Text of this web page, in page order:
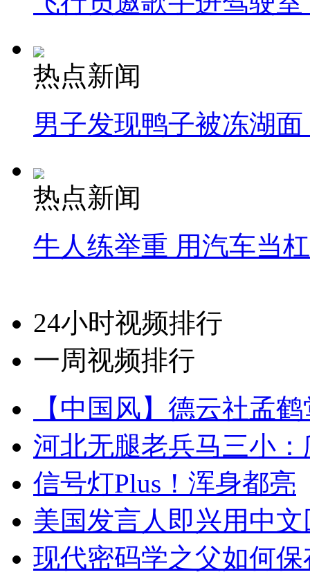
热点新闻
男子发现鸭子被冻湖
热点新闻
牛人练举重 用汽车当
24小时视频排行
一周视频排行
【中国风】德云社孟
河北无腿老兵马三小
信号灯Plus！浑身都亮
美国发言人即兴用中
现代密码学之父如何